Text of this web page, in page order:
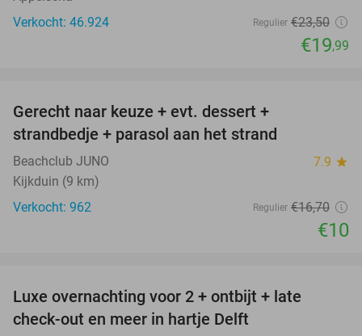
Verkocht: 46.924
Regulier €23,50
€19,99
Gerecht naar keuze + evt. dessert +
strandbedje + parasol aan het strand
Beachclub JUNO 7.9 star
Kijkduin (9 km)
Verkocht: 962
Regulier €16,70
€10
Luxe overnachting voor 2 + ontbijt + late
check-out en meer in hartje Delft